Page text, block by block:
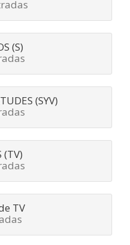
(S)
(SYV)
(TV)
TV